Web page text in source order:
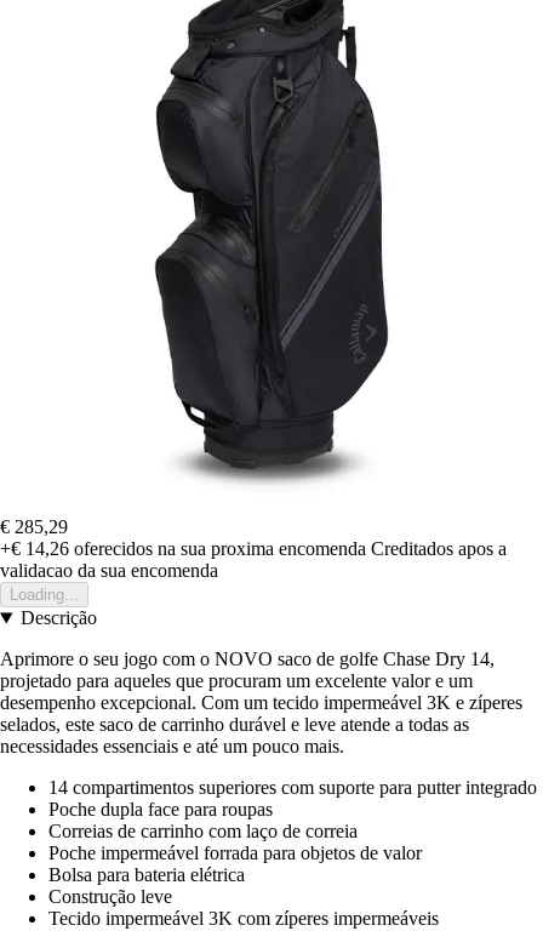
€ 285,29
+€ 14,26 oferecidos na sua proxima encomenda Creditados apos a
validacao da sua encomenda
Loading...
Descrição
Aprimore o seu jogo com o NOVO saco de golfe Chase Dry 14,
projetado para aqueles que procuram um excelente valor e um
desempenho excepcional. Com um tecido impermeável 3K e zíperes
selados, este saco de carrinho durável e leve atende a todas as
necessidades essenciais e até um pouco mais.
14 compartimentos superiores com suporte para putter integrado
Poche dupla face para roupas
Correias de carrinho com laço de correia
Poche impermeável forrada para objetos de valor
Bolsa para bateria elétrica
Construção leve
Tecido impermeável 3K com zíperes impermeáveis